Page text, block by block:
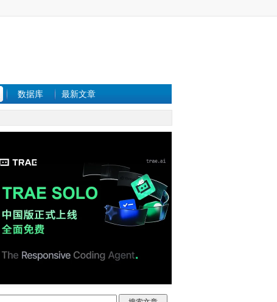
数据库 最新文章